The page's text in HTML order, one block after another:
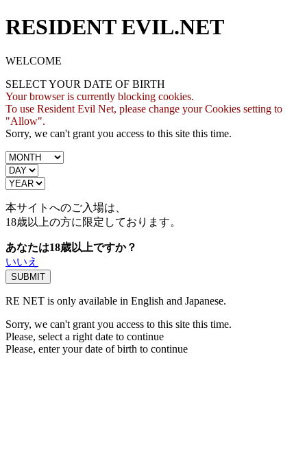
RESIDENT EVIL.NET
WELCOME
SELECT YOUR DATE OF BIRTH
Your browser is currently blocking cookies.
To use Resident Evil Net, please change your Cookies setting to
"Allow".
Sorry, we can't grant you access to this site this time.
本サイトへのご入場は、
18歳以上の方に限定しております。
あなたは18歳以上ですか？
いいえ
RE NET is only available in English and Japanese.
Sorry, we can't grant you access to this site this time.
Please, select a right date to continue
Please, enter your date of birth to continue